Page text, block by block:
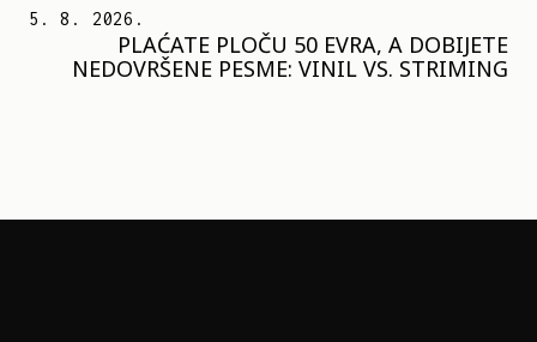
5. 8. 2026.
PLAĆATE PLOČU 50 EVRA, A DOBIJETE
NEDOVRŠENE PESME: VINIL VS. STRIMING